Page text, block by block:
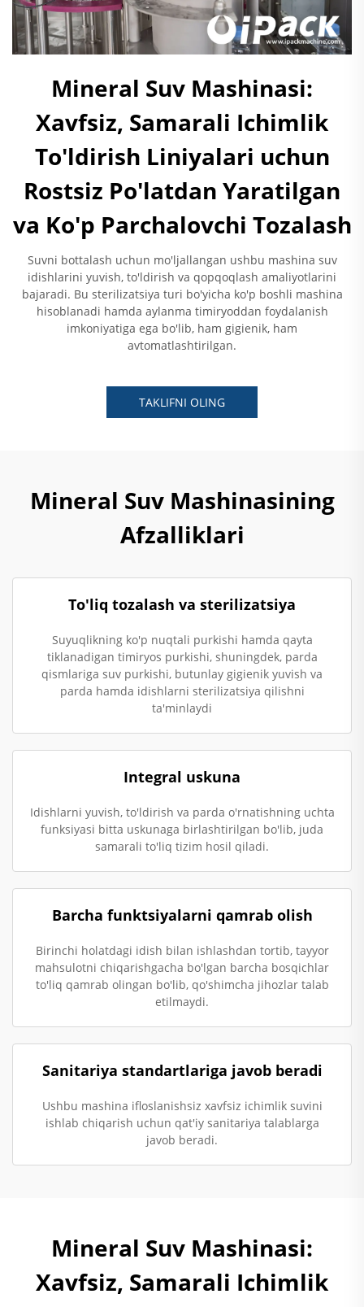
Mineral Suv Mashinasi:
Xavfsiz, Samarali Ichimlik
To'ldirish Liniyalari uchun
Rostsiz Po'latdan Yaratilgan
va Ko'p Parchalovchi Tozalash
Suvni bottalash uchun mo'ljallangan ushbu mashina suv
idishlarini yuvish, to'ldirish va qopqoqlash amaliyotlarini
bajaradi. Bu sterilizatsiya turi bo'yicha ko'p boshli mashina
hisoblanadi hamda aylanma timiryoddan foydalanish
imkoniyatiga ega bo'lib, ham gigienik, ham
avtomatlashtirilgan.
TAKLIFNI OLING
Mineral Suv Mashinasining
Afzalliklari
To'liq tozalash va sterilizatsiya
Suyuqlikning ko'p nuqtali purkishi hamda qayta
tiklanadigan timiryos purkishi, shuningdek, parda
qismlariga suv purkishi, butunlay gigienik yuvish va
parda hamda idishlarni sterilizatsiya qilishni
ta'minlaydi
Integral uskuna
Idishlarni yuvish, to'ldirish va parda o'rnatishning uchta
funksiyasi bitta uskunaga birlashtirilgan bo'lib, juda
samarali to'liq tizim hosil qiladi.
Barcha funktsiyalarni qamrab olish
Birinchi holatdagi idish bilan ishlashdan tortib, tayyor
mahsulotni chiqarishgacha bo'lgan barcha bosqichlar
to'liq qamrab olingan bo'lib, qo'shimcha jihozlar talab
etilmaydi.
Sanitariya standartlariga javob beradi
Ushbu mashina ifloslanishsiz xavfsiz ichimlik suvini
ishlab chiqarish uchun qat'iy sanitariya talablarga
javob beradi.
Mineral Suv Mashinasi:
Xavfsiz, Samarali Ichimlik